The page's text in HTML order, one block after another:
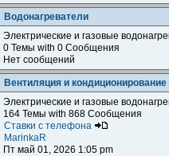
Водонагреватели
Электрические и газовые
0 Темы with 0 Сообщения
Нет сообщений
Вентиляция и кондиционирование
Электрические и газовые
164 Темы with 868 Сообщения
Ставки с телефона
MarinkaR
Пт май 01, 2026 1:05 pm